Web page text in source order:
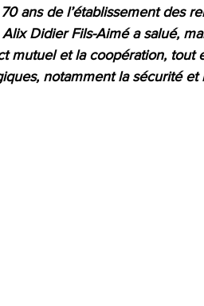
ans de l’établissement des
Didier Fils-Aimé a salué,
mutuel et la coopération,
notamment la sécurité